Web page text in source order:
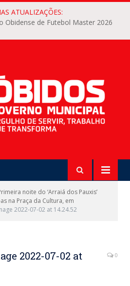
ATUALIZAÇÕES:
Obidense de Futebol Master 2026
noite do ‘Arraiá dos Pauxis’
na Praça da Cultura, em
2022-07-02 at 14.24.52
2022-07-02 at
0